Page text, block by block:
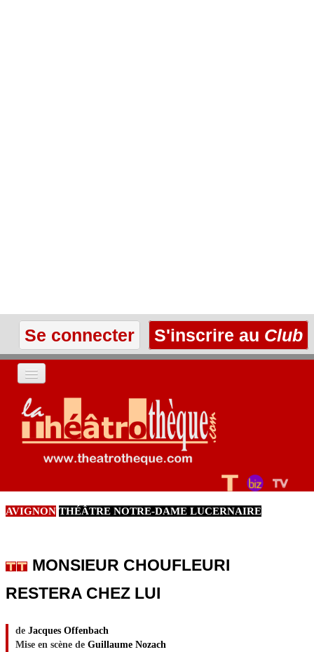
Se connecter S'inscrire au Club
ACCUEIL
LES TEXTES
LES ANNONCES
AVIGNON THÉÂTRE NOTRE-DAME LUCERNAIRE
MONSIEUR CHOUFLEURI
RESTERA CHEZ LUI
de Jacques Offenbach
Mise en scène de Guillaume Nozach